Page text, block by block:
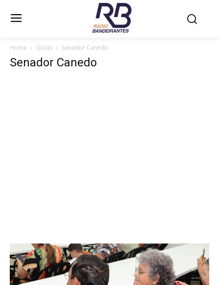
Home Goiás Senador Canedo
Senador Canedo